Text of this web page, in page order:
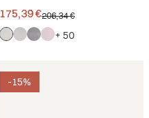
Prezzo promozionale
175,39 €206,34 €
+ 50
-15%